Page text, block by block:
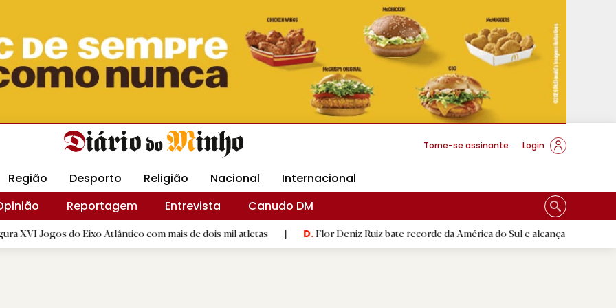
Revista Minha Gráfica DM Livraria DM Arquidiocese Braga
Torne-se assinante Login
Região Desporto Religião Nacional
Internacional
Reportagem Entrevista
Canudo DM
Eixo Atlântico com mais de dois mil atletas | D.Flor Deniz Ruiz bate recorde da América do Sul e alcança segunda melhor marca